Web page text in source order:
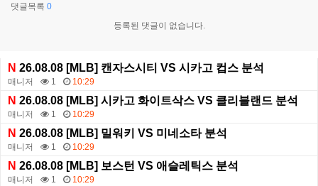
댓글목록 0
등록된 댓글이 없습니다.
N 26.08.08 [MLB] 캔자스시티 VS 시카고 컵스 분석
매니저 1 10:29
N 26.08.08 [MLB] 시카고 화이트삭스 VS 클리블랜드 분석
매니저 1 10:29
N 26.08.08 [MLB] 밀워키 VS 미네소타 분석
매니저 1 10:29
N 26.08.08 [MLB] 보스턴 VS 애슬레틱스 분석
매니저 1 10:29